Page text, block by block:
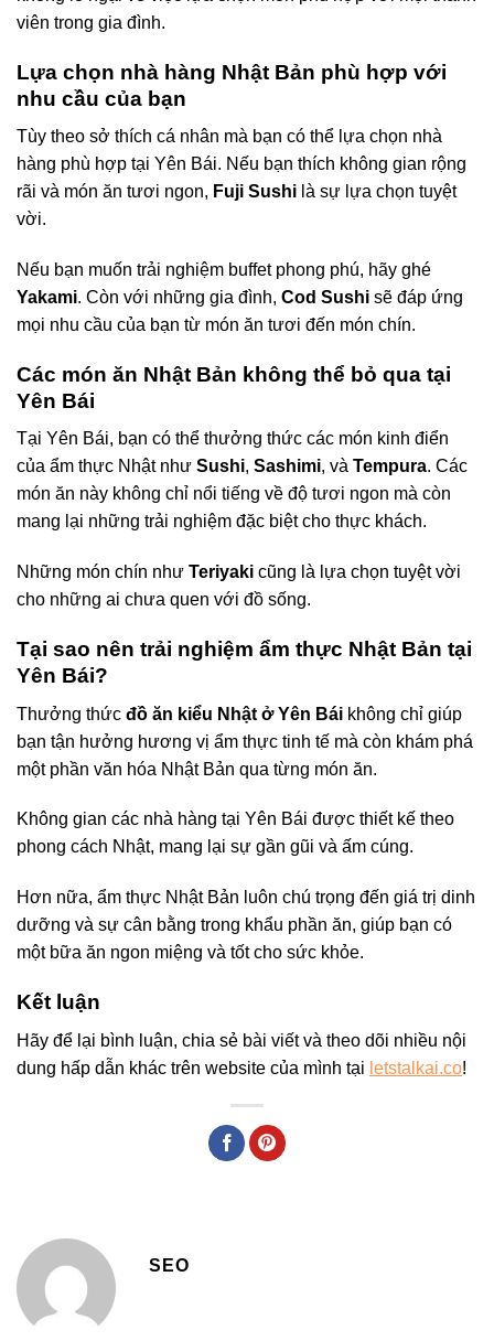
viên trong gia đình.
Lựa chọn nhà hàng Nhật Bản phù hợp với
nhu cầu của bạn
Tùy theo sở thích cá nhân mà bạn có thể lựa chọn nhà
hàng phù hợp tại Yên Bái. Nếu bạn thích không gian rộng
rãi và món ăn tươi ngon, Fuji Sushi là sự lựa chọn tuyệt
vời.
Nếu bạn muốn trải nghiệm buffet phong phú, hãy ghé
Yakami. Còn với những gia đình, Cod Sushi sẽ đáp ứng
mọi nhu cầu của bạn từ món ăn tươi đến món chín.
Các món ăn Nhật Bản không thể bỏ qua tại
Yên Bái
Tại Yên Bái, bạn có thể thưởng thức các món kinh điển
của ẩm thực Nhật như Sushi, Sashimi, và Tempura. Các
món ăn này không chỉ nổi tiếng về độ tươi ngon mà còn
mang lại những trải nghiệm đặc biệt cho thực khách.
Những món chín như Teriyaki cũng là lựa chọn tuyệt vời
cho những ai chưa quen với đồ sống.
Tại sao nên trải nghiệm ẩm thực Nhật Bản tại
Yên Bái?
Thưởng thức đồ ăn kiểu Nhật ở Yên Bái không chỉ giúp
bạn tận hưởng hương vị ẩm thực tinh tế mà còn khám phá
một phần văn hóa Nhật Bản qua từng món ăn.
Không gian các nhà hàng tại Yên Bái được thiết kế theo
phong cách Nhật, mang lại sự gần gũi và ấm cúng.
Hơn nữa, ẩm thực Nhật Bản luôn chú trọng đến giá trị dinh
dưỡng và sự cân bằng trong khẩu phần ăn, giúp bạn có
một bữa ăn ngon miệng và tốt cho sức khỏe.
Kết luận
Hãy để lại bình luận, chia sẻ bài viết và theo dõi nhiều nội
dung hấp dẫn khác trên website của mình tại letstalkai.co!
SEO